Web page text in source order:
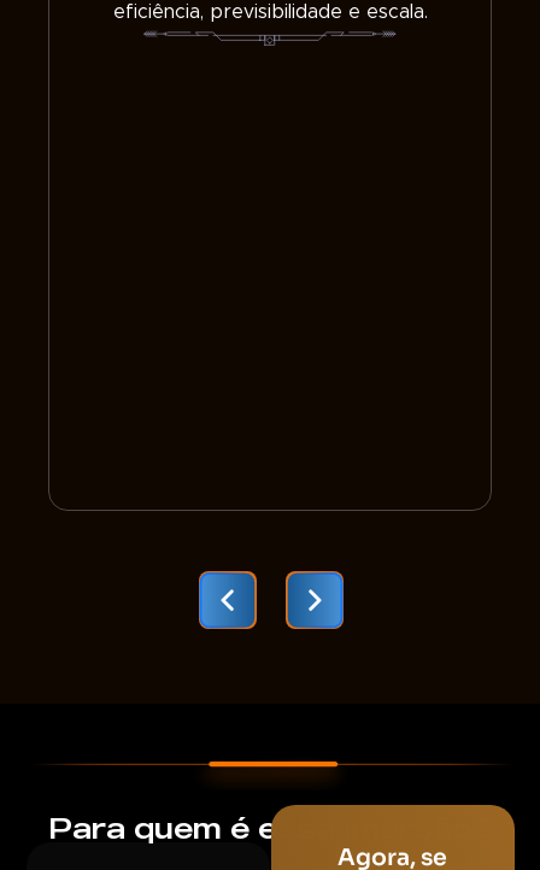
eficiência, previsibilidade e escala.
Para quem é essa imersão?
Agora, se